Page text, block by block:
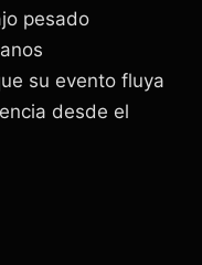
pesado
su evento fluya
desde el